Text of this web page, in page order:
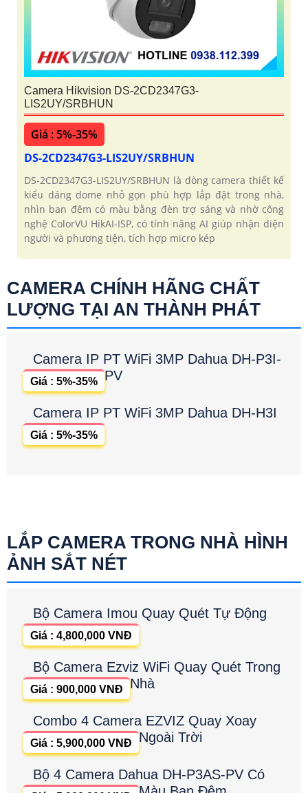
Camera Hikvision DS-2CD2347G3-
LIS2UY/SRBHUN
Giá : 5%-35%
DS-2CD2347G3-LIS2UY/SRBHUN
DS-2CD2347G3-LIS2UY/SRBHUN là dòng camera thiết kế
kiểu dáng dome nhỏ gọn phù hợp lắp đặt trong nhà,
nhìn ban đêm có màu bằng đèn trợ sáng và nhờ công
nghệ ColorVU HikAI-ISP, có tính năng AI giúp nhận diện
người và phương tiện, tích hợp micro kép
CAMERA CHÍNH HÃNG CHẤT
LƯỢNG TẠI AN THÀNH PHÁT
Camera IP PT WiFi 3MP Dahua DH-P3I-
PV
Giá : 5%-35%
Camera IP PT WiFi 3MP Dahua DH-H3I
Giá : 5%-35%
LẮP CAMERA TRONG NHÀ HÌNH
ẢNH SẮT NÉT
Bộ Camera Imou Quay Quét Tự Động
Giá : 4,800,000 VNĐ
Bộ Camera Ezviz WiFi Quay Quét Trong
Nhà
Giá : 900,000 VNĐ
Combo 4 Camera EZVIZ Quay Xoay
Ngoài Trời
Giá : 5,900,000 VNĐ
Bộ 4 Camera Dahua DH-P3AS-PV Có